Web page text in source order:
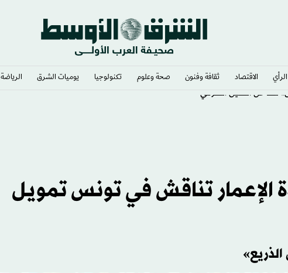
الرأي الاقتصاد ثقافة وفنون صحة وعلوم تكنولوجيا يوميات الشرق​ الرياضة
لساحل الصين الشرقي
الإعمار تناقش في تونس تمويل